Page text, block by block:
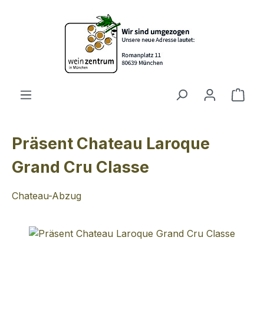
Zum Hauptinhalt springen
Präsent Chateau Laroque
Grand Cru Classe
Chateau-Abzug
Bildergalerie überspringen